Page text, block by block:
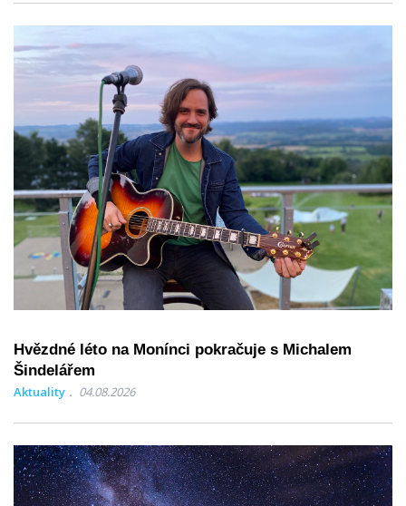
Hvězdné léto na Monínci pokračuje s Michalem
Šindelářem
Aktuality 04.08.2026